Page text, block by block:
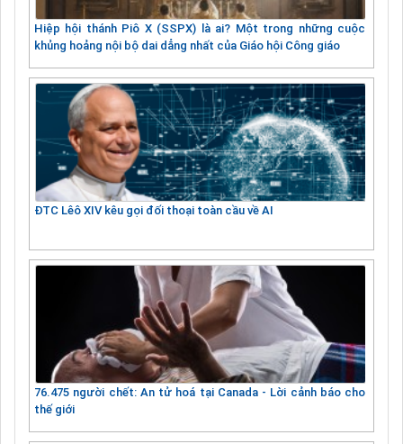
Hiệp hội thánh Piô X (SSPX) là ai? Một trong những cuộc
khủng hoảng nội bộ dai dẳng nhất của Giáo hội Công giáo
ĐTC Lêô XIV kêu gọi đối thoại toàn cầu về AI
76.475 người chết: An tử hoá tại Canada - Lời cảnh báo cho
thế giới